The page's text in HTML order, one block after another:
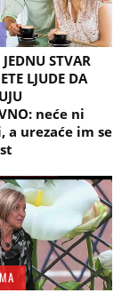
STVAR
LJUDE DA
neće ni
urezaće im se